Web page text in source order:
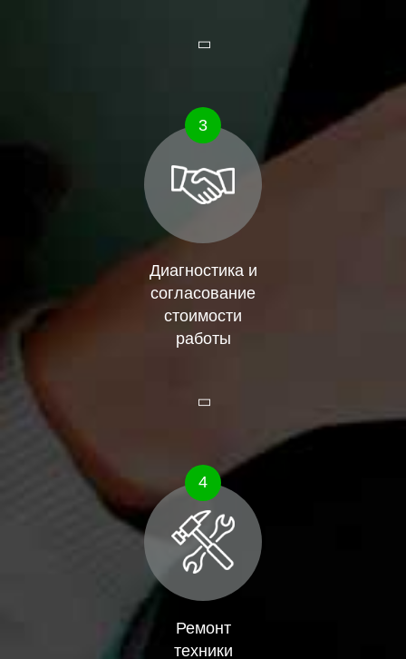
3
Диагностика и
согласование
стоимости
работы
4
Ремонт
техники